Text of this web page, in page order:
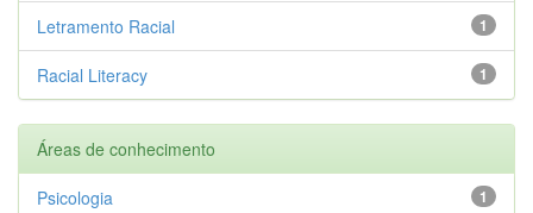
1
Letramento Racial
1
Racial Literacy
Áreas de conhecimento
1
Psicologia